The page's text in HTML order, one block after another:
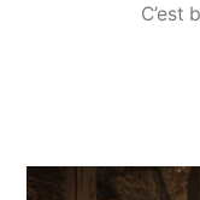
C’est